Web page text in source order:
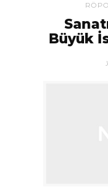
Büyük